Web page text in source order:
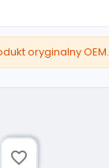
oryginalny OEM.
favorite_border